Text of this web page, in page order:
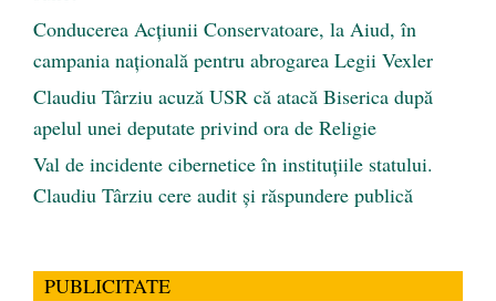
Conducerea Acțiunii Conservatoare, la Aiud, în
campania națională pentru abrogarea Legii Vexler
Claudiu Târziu acuză USR că atacă Biserica după
apelul unei deputate privind ora de Religie
Val de incidente cibernetice în instituțiile statului.
Claudiu Târziu cere audit și răspundere publică
PUBLICITATE